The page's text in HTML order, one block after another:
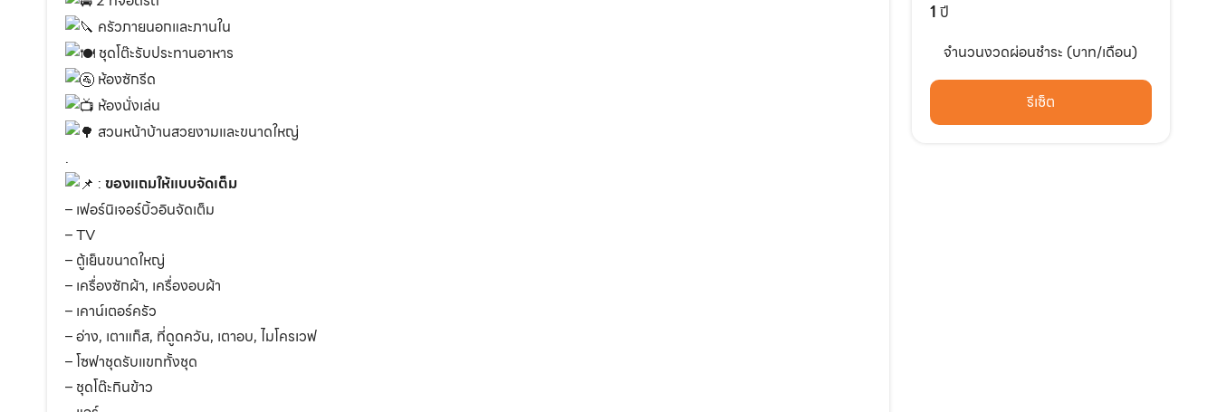
ครัวภายนอกและภานใน
ชุดโต๊ะรับประทานอาหาร
ห้องซักรีด
ห้องนั่งเล่น
สวนหน้าบ้านสวยงามและขนาดใหญ่
.
: ของแถมให้แบบจัดเต็ม
– เฟอร์นิเจอร์บิ้วอินจัดเต็ม
– TV
– ตู้เย็นขนาดใหญ่
– เครื่องซักผ้า, เครื่องอบผ้า
– เคาน์เตอร์ครัว
– อ่าง, เตาแก็ส, ที่ดูดควัน, เตาอบ, ไมโครเวฟ
– โซฟาชุดรับแขกทั้งชุด
– ชุดโต๊ะกินข้าว
1 ปี
จำนวนงวดผ่อนชำระ (บาท/เดือน)
รีเซ็ต